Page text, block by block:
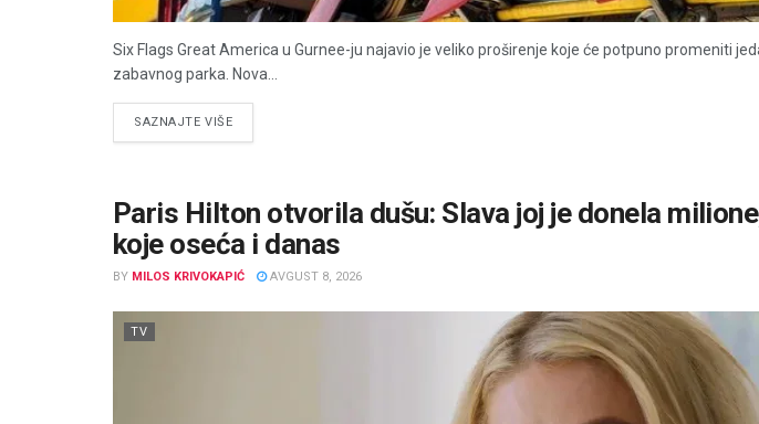
Six Flags Great America u Gurnee-ju najavio je veliko proširenje koje će potpuno promeniti
zabavnog parka. Nova...
SAZNAJTE VIŠEDETAILS
Paris Hilton otvorila dušu: Slava joj je donela
koje oseća i danas
BY MILOS KRIVOKAPIĆ AVGUST 8, 2026
TV